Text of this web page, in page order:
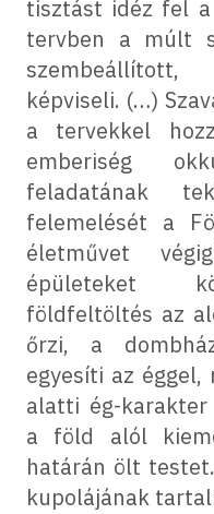
tisztást idéz fel a
tervben a múlt
képviseli. (…)
a tervekkel
emberiség
feladatának
felemelését a
életművet
épületeket
földfeltöltés az
őrzi, a
egyesíti az
alatti ég-karakter
a föld alól
határán ölt
kupolájának